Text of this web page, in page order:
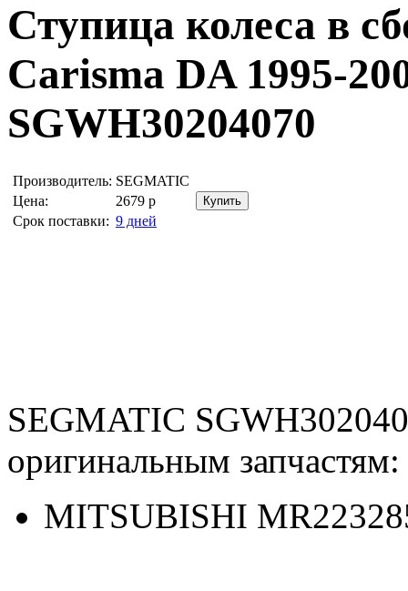
Ступица колеса в
Carisma DA 1995-
SGWH30204070
Производитель: SEGMATIC
Цена:
2679 р
Срок поставки: 9 дней
SEGMATIC
оригинальным запчастям:
MITSUBISHI